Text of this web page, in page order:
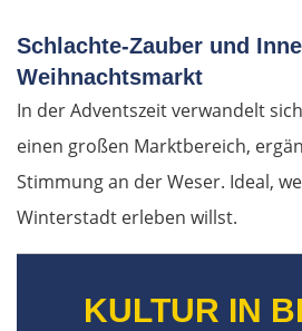
Schlachte-Zauber und
Weihnachtsmarkt
In der Adventszeit verwandelt
einen großen Marktbereich,
Stimmung an der Weser. Ideal,
Winterstadt erleben willst.
KULTUR IN
Tschechien
Ústí nad Labem
Mělník
Prag